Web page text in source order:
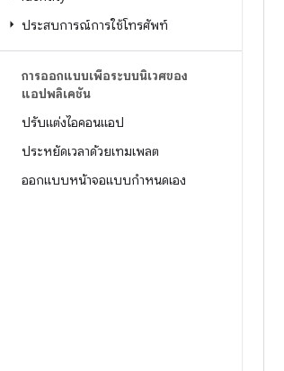
ประสบการณ์การใช้โทรศัพท์
การออกแบบเพื่อระบบนิเวศของ
แอปพลิเคชัน
ปรับแต่งไอคอนแอป
ประหยัดเวลาด้วยเทมเพลต
ออกแบบหน้าจอแบบกำหนดเอง